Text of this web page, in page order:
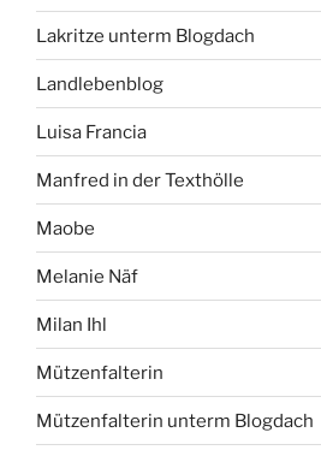
Lakritze unterm Blogdach
Landlebenblog
Luisa Francia
Manfred in der Texthölle
Maobe
Melanie Näf
Milan Ihl
Mützenfalterin
Mützenfalterin unterm Blogdach